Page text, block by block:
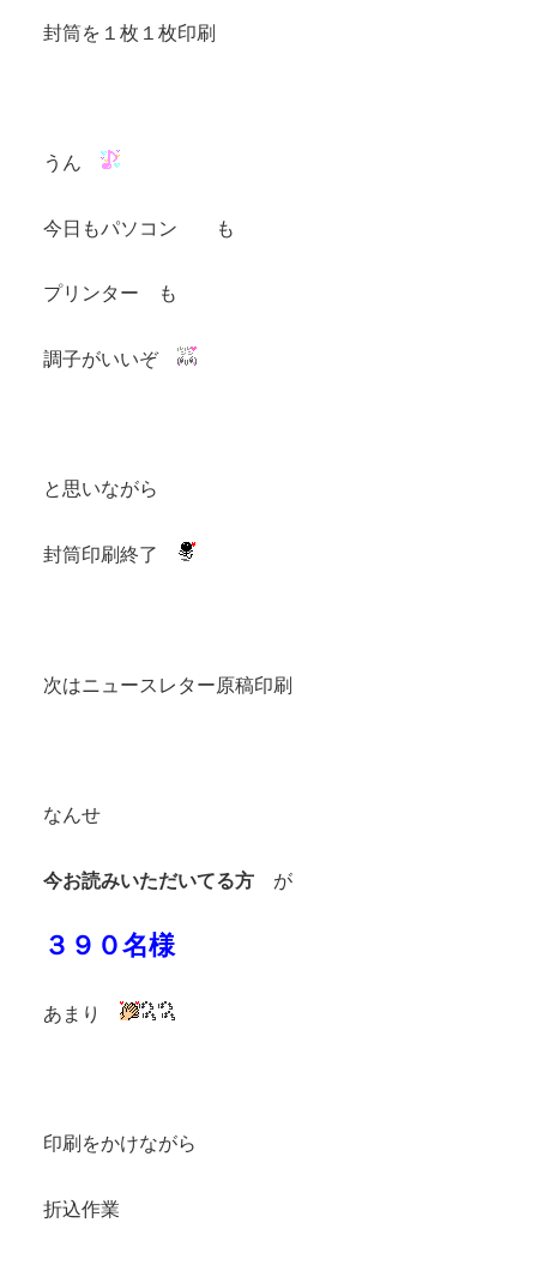
封筒を１枚１枚印刷
うん
今日もパソコン も
プリンター も
調子がいいぞ
と思いながら
封筒印刷終了
次はニュースレター原稿印刷
なんせ
今お読みいただいてる方 が
３９０名様
あまり
印刷をかけながら
折込作業